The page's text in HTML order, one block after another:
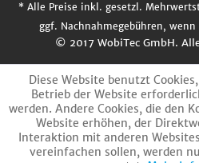
* Alle Preise inkl. gesetzl.
ggf. Nachnahmegebühren,
© 2017 WobiTec GmbH.
Diese Website benutzt
Betrieb der Website
werden. Andere Cookies, die den
Website erhöhen, der
Interaktion mit anderen
vereinfachen sollen, werden